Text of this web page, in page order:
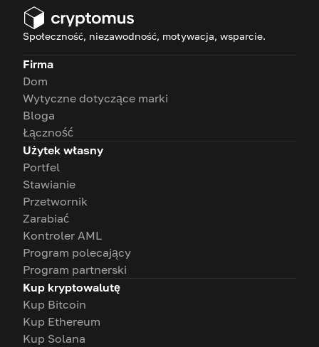
Społeczność, niezawodność, motywacja, wsparcie.
Firma
Dom
Wytyczne dotyczące marki
Bloga
Łączność
Użytek własny
Portfel
Stawianie
Przetwornik
Zarabiać
Kontroler AML
Program polecający
Program partnerski
Kup kryptowalutę
Kup Bitcoin
Kup Ethereum
Kup Solana